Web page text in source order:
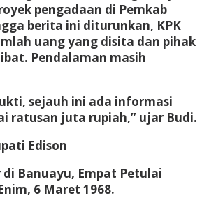
pengadaan di Pemkab
berita ini diturunkan, KPK
uang yang disita dan pihak
Pendalaman masih
sejauh ini ada informasi
ratusan juta rupiah,” ujar Budi.
Edison
di Banuayu, Empat Petulai
6 Maret 1968.